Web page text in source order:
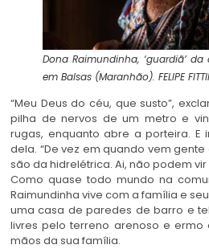
Dona Raimundinha, ‘guardiã’
em Balsas (Maranhão). FELIPE
“Meu Deus do céu, que susto”,
pilha de nervos de um metro e
rugas, enquanto abre a porteira. E
dela. “De vez em quando vem
são da hidrelétrica. Ai, não podem vir
Como quase todo mundo na
Raimundinha vive com a família e
uma casa de paredes de barro e
livres pelo terreno arenoso e
mãos da sua família.